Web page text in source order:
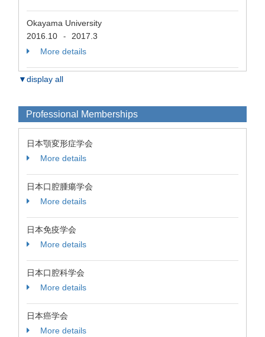
Okayama University
2016.10
-
2017.3
More details
▼display all
Professional Memberships
日本顎変形症学会
More details
日本口腔腫瘍学会
More details
日本免疫学会
More details
日本口腔科学会
More details
日本癌学会
More details